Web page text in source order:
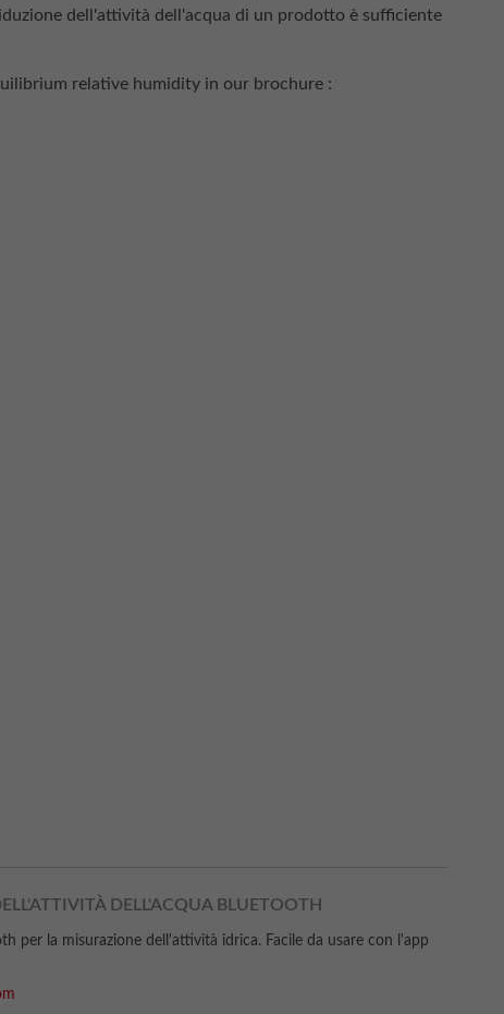
dell'attività dell'acqua di un prodotto è sufficiente
relative humidity in our brochure :
DELL'ACQUA BLUETOOTH
per la misurazione dell'attività idrica. Facile da usare con l'app